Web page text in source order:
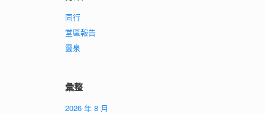
同行
堂區報告
靈泉
彙整
2026 年 8 月